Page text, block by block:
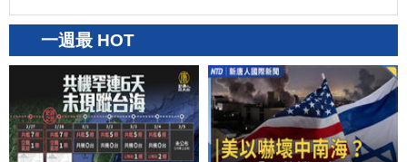
一週最 HOT